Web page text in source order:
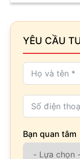
YÊU CẦU
Bạn quan tâm